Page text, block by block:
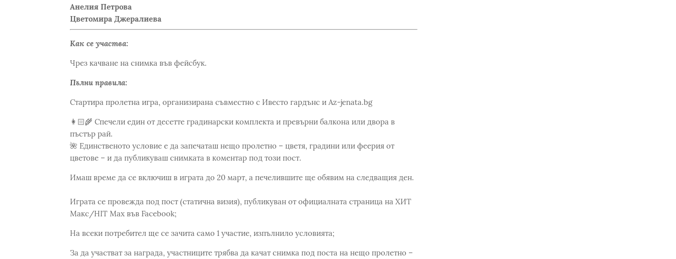
Анелия Петрова
Цветомира Джералиева
Как се участва:
Чрез качване на снимка във фейсбук.
Пълни правила:
Стартира пролетна игра, организирана съвместно с Ивесто гардънс и Az-jenata.bg
👩🏻‍🌾 Спечели един от десетте градинарски комплекта и превърни балкона или двора в
пъстър рай.
🌺 Единственото условие е да запечаташ нещо пролетно – цветя, градини или феерия от
цветове – и да публикуваш снимката в коментар под този пост.
Имаш време да се включиш в играта до 20 март, а печелившите ще обявим на следващия ден.
Играта се провежда под пост (статична визия), публикуван от официалната страница на ХИТ
Макс/HIT Max във Facebook;
На всеки потребител ще се зачита само 1 участие, изпълнило условията;
За да участват за награда, участниците трябва да качат снимка под поста на нещо пролетно –